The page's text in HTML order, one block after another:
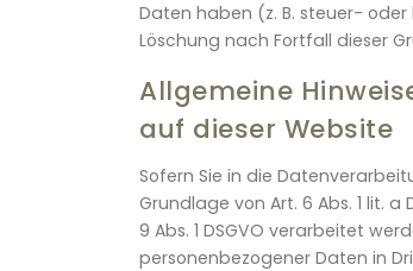
Daten haben (z. B. steuer-
Löschung nach Fortfall dieser
Allgemeine
auf dieser Website
Sofern Sie in die
Grundlage von Art. 6 Abs. 1 lit.
9 Abs. 1 DSGVO verarbeitet
personenbezogener Daten in